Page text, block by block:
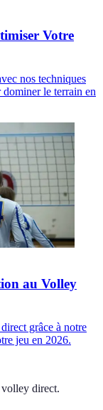
Votre
nos techniques
le terrain en
au Volley
grâce à notre
jeu en 2026.
volley direct.